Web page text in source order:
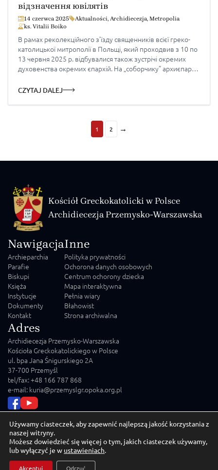
відзначення ювілятів
14 czerwca 2025 Aktualności, Archidiecezja, Metropolia
ks. Vitalii Boiko
В рамах реколекційного з’їзду священників всієї греко-
католицької митрополії в Польщі, який проходвив з 10 по
13 червня 2025 р. відбувалися також зустрічі окремих
духовенства окремих єпархій. На „соборчику” архиєпархії
певних додаткових адміністративних змін та врученні
свої ювілеї в цьому році. Нові […]
CZYTAJ DALEJ
1 2 →
Kościół Greckokatolicki w Polsce
Archidiecezja Przemysko-Warszawska
Nawigacja
Archieparchia
Parafie
Biskupi
Księża
Instytucje
Dokumenty
Kontakt
Inne
Polityka prywatności
Ochorona danych osobowych
Centrum ochorony dziecka
Mapa interaktywna
Pełnia wiary
Błahowist
Strona archiwalna
Adres
Archidiecezja Przemysko-Warszawska
Kościoła Greckokatolickiego w Polsce
ul. bpa Jana Śnigurskiego 2A
37-700 Przemyśl
tel/fax: +48 166 787 868
e-mail: kuria@przemyslgr.opoka.org.pl
© 2026 Archidiecezja Przemysko-Warszawska Kościoła
Greckokatolickiego w Polsce
Używamy ciasteczek, aby zapewnić najlepszą jakość korzystania z
naszej witryny.
Możesz dowiedzieć się więcej o tym, jakich ciasteczek używamy,
lub wyłączyć je w ustawieniach.
Akceptuj Odrzuć